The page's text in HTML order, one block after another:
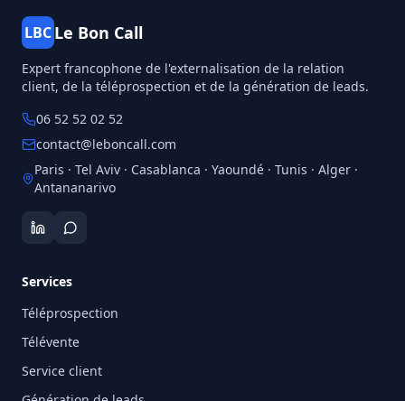
LBCLe Bon Call
Expert francophone de l'externalisation de la relation
client, de la téléprospection et de la génération de leads.
06 52 52 02 52
contact@leboncall.com
Paris · Tel Aviv · Casablanca · Yaoundé · Tunis · Alger ·
Antananarivo
Services
Téléprospection
Télévente
Service client